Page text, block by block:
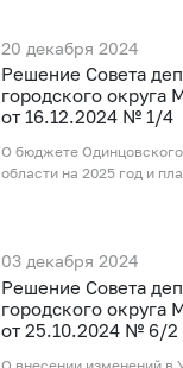
20 декабря 2024
Рeшение Совета
городского округа
от 16.12.2024 № 1/4
О бюджете
области на 2025 год и
03 декабря 2024
Рeшение Совета
городского округа
от 25.10.2024 № 6/2